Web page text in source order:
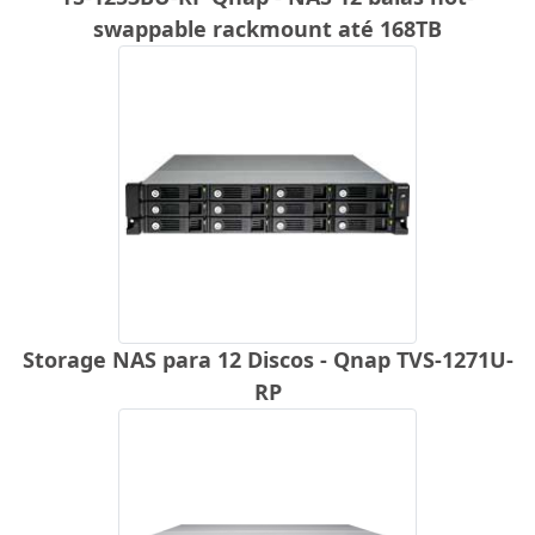
swappable rackmount até 168TB
Storage NAS para 12 Discos - Qnap TVS-1271U-
RP